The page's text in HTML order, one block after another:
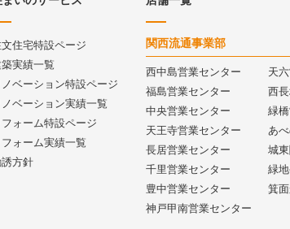
住宅特設ページ
実績一覧
ノベーション特設ページ
ノベーション実績一覧
フォーム特設ページ
フォーム実績一覧
方針
関西流通事業部
西中島営業センター
天
福島営業センター
西
中央営業センター
緑
天王寺営業センター
あ
長居営業センター
城
千里営業センター
緑
豊中営業センター
箕
神戸甲南営業センター